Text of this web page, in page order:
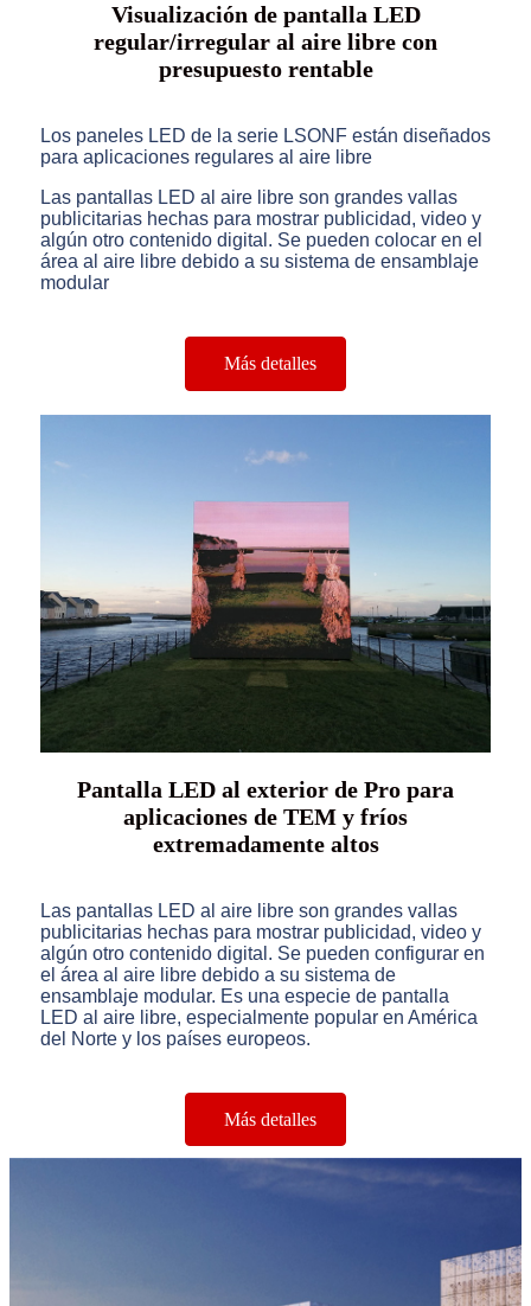
Visualización de pantalla LED
regular/irregular al aire libre con
presupuesto rentable
Los paneles LED de la serie LSONF están diseñados
para aplicaciones regulares al aire libre
Las pantallas LED al aire libre son grandes vallas
publicitarias hechas para mostrar publicidad, video y
algún otro contenido digital. Se pueden colocar en el
área al aire libre debido a su sistema de ensamblaje
modular
Más detalles
Pantalla LED al exterior de Pro para
aplicaciones de TEM y fríos
extremadamente altos
Las pantallas LED al aire libre son grandes vallas
publicitarias hechas para mostrar publicidad, video y
algún otro contenido digital. Se pueden configurar en
el área al aire libre debido a su sistema de
ensamblaje modular. Es una especie de pantalla
LED al aire libre, especialmente popular en América
del Norte y los países europeos.
Más detalles